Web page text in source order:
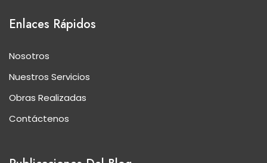
Enlaces Rápidos
Nosotros
Nuestros Servicios
Obras Realizadas
Contáctenos